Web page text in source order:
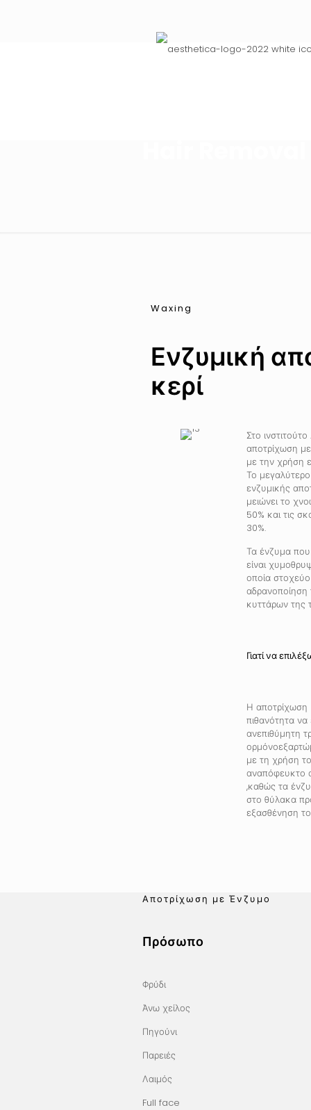
Waxing
Ενζυμική
κερί
Στο
αποτρίχωση με
με την χρήση
Το
ενζυμικής
μειώνει το
50% και τις
30%.
Τα ένζυμα που
είναι
οποία
αδρανοποίηση
κυττάρων της
Γιατί να
Η αποτρίχωση
πιθανότητα να
ανεπιθύμητη
με τη χρήση
αναπόφευκτο
,καθώς τα
στο θύλακα
εξασθένηση
Αποτρίχωση με Ένζυμο
Πρόσωπο
Φρύδι
Άνω χείλος
Πηγούνι
Παρειές
Λαιμός
Full face